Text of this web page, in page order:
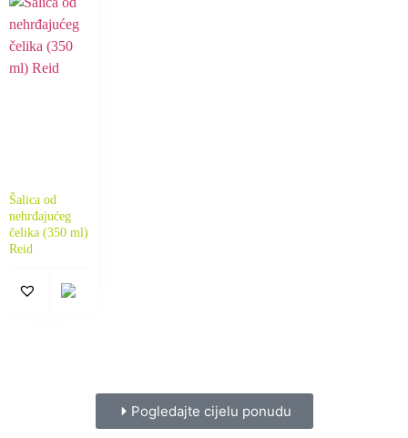
Šalica od
nehrđajućeg
čelika (350 ml)
Reid
Pogledajte cijelu ponudu